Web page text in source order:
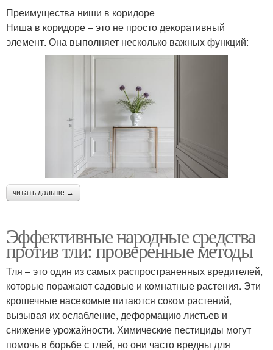
Преимущества ниши в коридоре
Ниша в коридоре – это не просто декоративный
элемент. Она выполняет несколько важных функций:
читать дальше →
Эффективные народные средства
против тли: проверенные методы
Тля – это один из самых распространенных вредителей,
которые поражают садовые и комнатные растения. Эти
крошечные насекомые питаются соком растений,
вызывая их ослабление, деформацию листьев и
снижение урожайности. Химические пестициды могут
помочь в борьбе с тлей, но они часто вредны для